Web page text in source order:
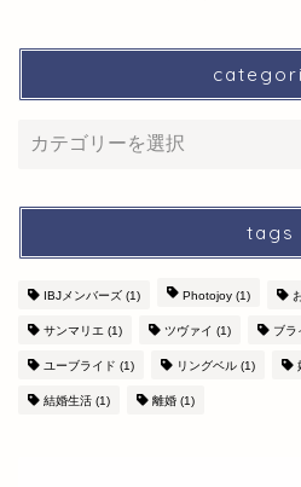
tags
IBJメンバーズ (1) Photojoy (1)
サンマリエ (1) ツヴァイ (1) ブラ
ユーブライド (1) リングベル (1)
結婚生活 (1) 離婚 (1)